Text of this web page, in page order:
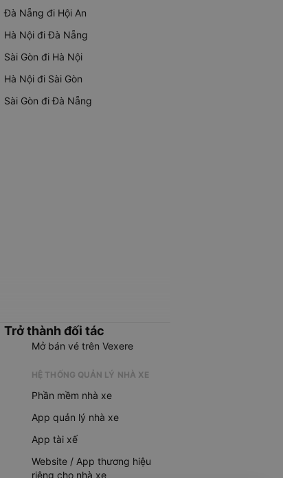
Đà Nẵng đi Hội An
Hà Nội đi Đà Nẵng
Sài Gòn đi Hà Nội
Hà Nội đi Sài Gòn
Sài Gòn đi Đà Nẵng
Trở thành đối tác
Mở bán vé trên Vexere
HỆ THỐNG QUẢN LÝ NHÀ XE
Phần mềm nhà xe
App quản lý nhà xe
App tài xế
Website / App thương hiệu
riêng cho nhà xe